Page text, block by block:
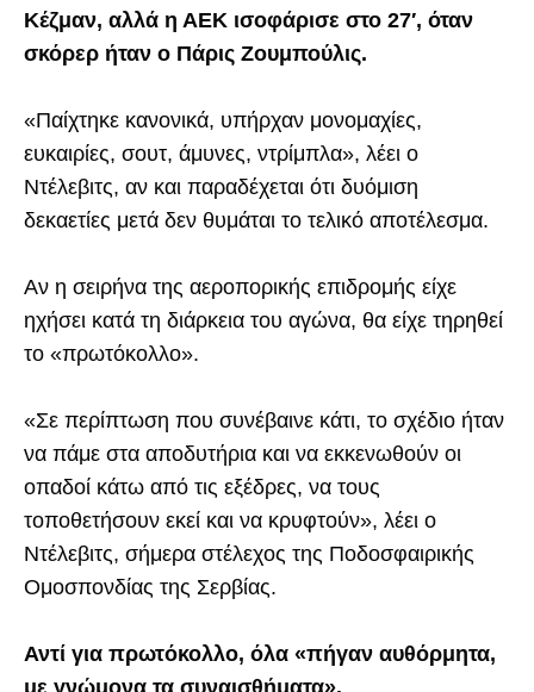
Κέζμαν, αλλά η ΑΕΚ ισοφάρισε στο 27′, όταν
σκόρερ ήταν ο Πάρις Ζουμπούλις.
«Παίχτηκε κανονικά, υπήρχαν μονομαχίες,
ευκαιρίες, σουτ, άμυνες, ντρίμπλα», λέει ο
Ντέλεβιτς, αν και παραδέχεται ότι δυόμιση
δεκαετίες μετά δεν θυμάται το τελικό αποτέλεσμα.
Αν η σειρήνα της αεροπορικής επιδρομής είχε
ηχήσει κατά τη διάρκεια του αγώνα, θα είχε τηρηθεί
το «πρωτόκολλο».
«Σε περίπτωση που συνέβαινε κάτι, το σχέδιο ήταν
να πάμε στα αποδυτήρια και να εκκενωθούν οι
οπαδοί κάτω από τις εξέδρες, να τους
τοποθετήσουν εκεί και να κρυφτούν», λέει ο
Ντέλεβιτς, σήμερα στέλεχος της Ποδοσφαιρικής
Ομοσπονδίας της Σερβίας.
Αντί για πρωτόκολλο, όλα «πήγαν αυθόρμητα,
με γνώμονα τα συναισθήματα».